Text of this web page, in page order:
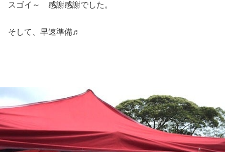
スゴイ～ 感謝感謝でした。
そして、早速準備♬